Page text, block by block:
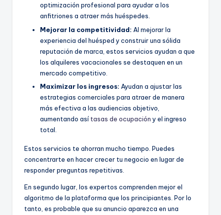
optimización profesional para ayudar a los
anfitriones a atraer más huéspedes.
Mejorar la competitividad: Al mejorar la
experiencia del huésped y construir una sólida
reputación de marca, estos servicios ayudan a que
los alquileres vacacionales se destaquen en un
mercado competitivo.
Maximizar los ingresos: Ayudan a ajustar las
estrategias comerciales para atraer de manera
más efectiva a las audiencias objetivo,
aumentando así tasas de ocupación y el ingreso
total.
Estos servicios te ahorran mucho tiempo. Puedes
concentrarte en hacer crecer tu negocio en lugar de
responder preguntas repetitivas.
En segundo lugar, los expertos comprenden mejor el
algoritmo de la plataforma que los principiantes. Por lo
tanto, es probable que su anuncio aparezca en una